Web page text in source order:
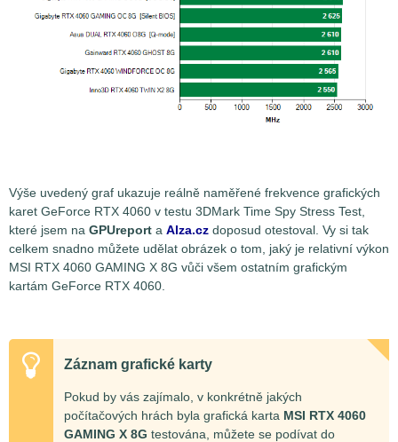
Výše uvedený graf ukazuje reálně naměřené frekvence grafických
karet GeForce RTX 4060 v testu 3DMark Time Spy Stress Test,
které jsem na GPUreport a Alza.cz doposud otestoval. Vy si tak
celkem snadno můžete udělat obrázek o tom, jaký je relativní výkon
MSI RTX 4060 GAMING X 8G vůči všem ostatním grafickým
kartám GeForce RTX 4060.
Záznam grafické karty
Pokud by vás zajímalo, v konkrétně jakých
počítačových hrách byla grafická karta MSI RTX 4060
GAMING X 8G testována, můžete se podívat do